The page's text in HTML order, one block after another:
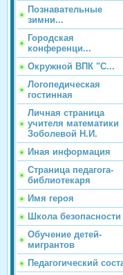
Познавательные
зимни...
Городская
конференци...
Окружной ВПК "С...
Логопедическая
гостинная
Личная страница
учителя математики
Зоболевой Н.И.
Иная информация
Страница педагога-
библиотекаря
Имя героя
Школа безопасности
Обучение детей-
мигрантов
Педагогический